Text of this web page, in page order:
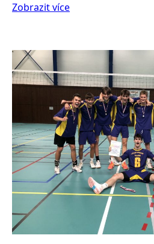
Zobrazit více